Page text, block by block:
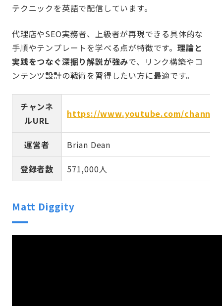
テクニックを英語で配信しています。
代理店やSEO実務者、上級者が再現できる具体的な
手順やテンプレートを学べる点が特徴です。 理論と
実践をつなぐ深掘り解説が強みで、リンク構築やコ
ンテンツ設計の戦術を習得したい方に最適です。
チャンネ
ルURL
https://www.youtube.com/channel/
運営者 Brian Dean
登録者数 571,000人
Matt Diggity